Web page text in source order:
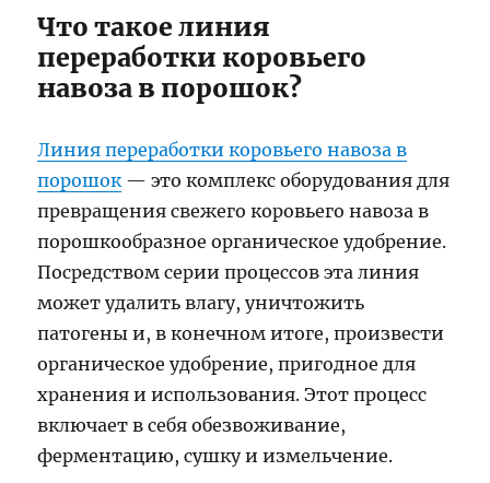
Что такое линия
переработки коровьего
навоза в порошок?
Линия переработки коровьего навоза в
порошок— это комплекс оборудования для
превращения свежего коровьего навоза в
порошкообразное органическое удобрение.
Посредством серии процессов эта линия
может удалить влагу, уничтожить
патогены и, в конечном итоге, произвести
органическое удобрение, пригодное для
хранения и использования. Этот процесс
включает в себя обезвоживание,
ферментацию, сушку и измельчение.